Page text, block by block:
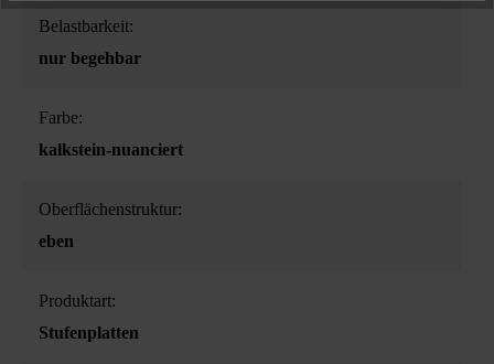
Belastbarkeit:
nur begehbar
Farbe:
kalkstein-nuanciert
Oberflächenstruktur:
eben
Produktart:
Stufenplatten